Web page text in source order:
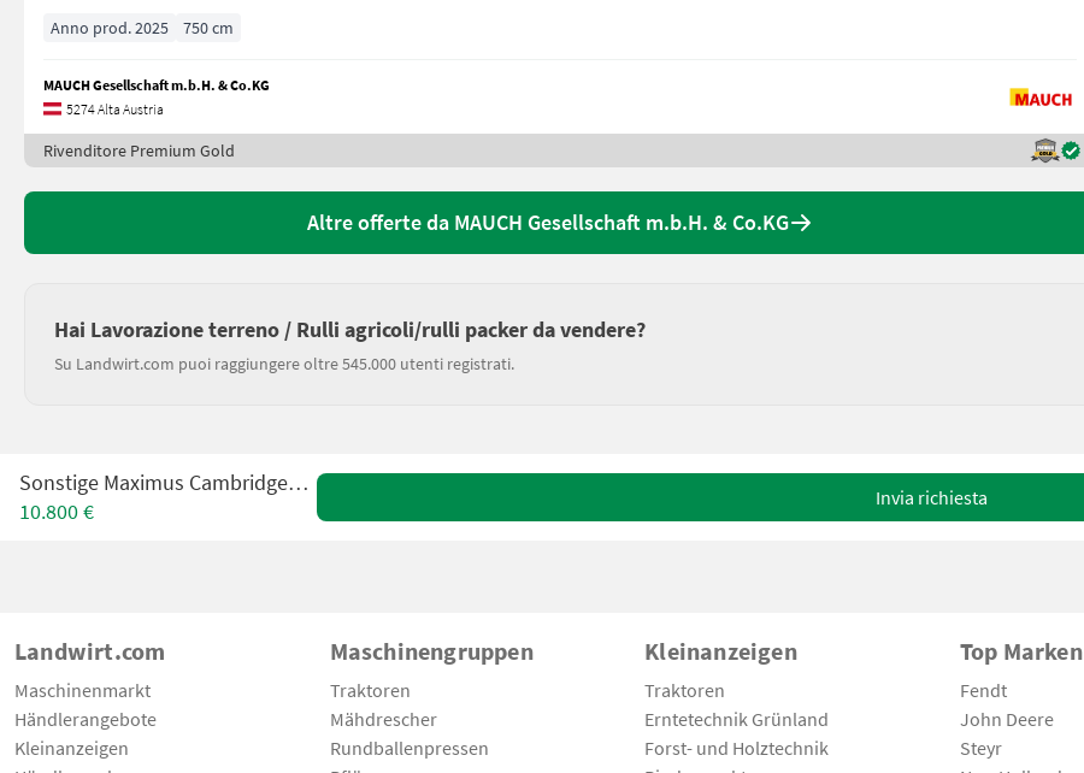
Anno prod. 2025 750 cm
MAUCH Gesellschaft m.b.H. & Co.KG
5274 Alta Austria
Rivenditore Premium Gold
Altre offerte da MAUCH Gesellschaft m.b.H. & Co.KG
Hai Lavorazione terreno / Rulli agricoli/rulli packer da vendere?
Su Landwirt.com puoi raggiungere oltre 545.000 utenti registrati.
Sonstige Maximus Cambridgewalze 6,3m
10.800 €
Invia richiesta
Landwirt.com
Maschinenmarkt
Händlerangebote
Kleinanzeigen
Maschinengruppen
Traktoren
Mähdrescher
Rundballenpressen
Kleinanzeigen
Traktoren
Erntetechnik Grünland
Forst- und Holztechnik
Top Marken
Fendt
John Deere
Steyr